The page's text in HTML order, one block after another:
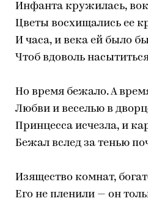
Инфанта кружилась,
Цветы восхищались ее
И часа, и века ей было
Чтоб вдоволь
Но время бежало. А
Любви и веселью в
Принцесса исчезла, и
Бежал вслед за тенью
Изящество комнат,
Его не пленили — он